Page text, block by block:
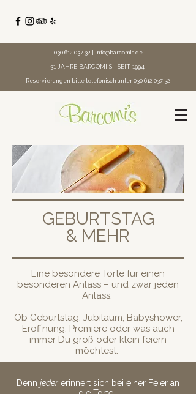
030 612 037 32 info@barcomis.de
31 JAHRE BARCOMI'S | SEIT 1994
Reservierungen bitte telefonisch unter 030 612 037 32
GEBURTSTAG
& MEHR
Eine besondere Torte für einen
besonderen Anlass – und zwar jeden
Anlass.
Ob Geburtstag, Jubiläum, Babyshower,
Eröffnung, Premiere oder was auch
immer Du groß oder klein feiern
möchtest.
Denn jeder erinnert sich bei einer Feier an